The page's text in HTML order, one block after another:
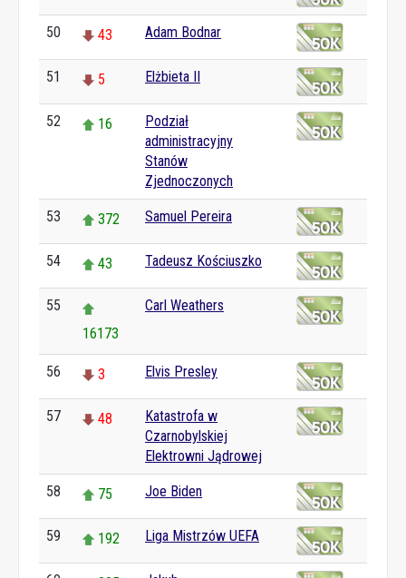
50 43 Adam Bodnar
51 5 Elżbieta II
52 16
Podział
administracyjny
Stanów
Zjednoczonych
53 372 Samuel Pereira
54 43 Tadeusz Kościuszko
55
16173
Carl Weathers
56 3 Elvis Presley
57 48
Katastrofa w
Czarnobylskiej
Elektrowni Jądrowej
58 75 Joe Biden
59 192 Liga Mistrzów UEFA